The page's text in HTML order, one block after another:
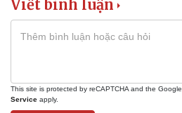
Viết bình luận
This site is protected by reCAPTCHA and the Google
Service apply.